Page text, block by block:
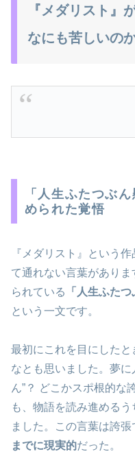
『メダリスト』
なにも苦しいの
「人生ふたつぶ
められた覚悟
『メダリスト』という
て通れない言葉があり
られている
「人生ふた
という一文です。
最初にこれを目にした
なとも思いました。夢
ん”？ どこかスポ根的な
も、物語を読み進める
ました。この言葉は誇
までに現実的だった。